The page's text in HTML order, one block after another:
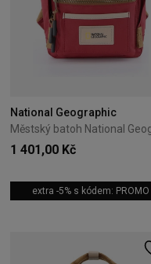
National Geographic
1 401,00 Kč
extra -5% s kódem: PROMO